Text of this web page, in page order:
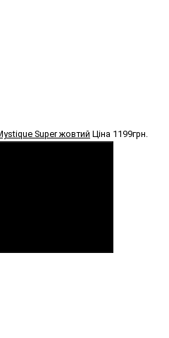
Super жовтий Ціна 1199грн.